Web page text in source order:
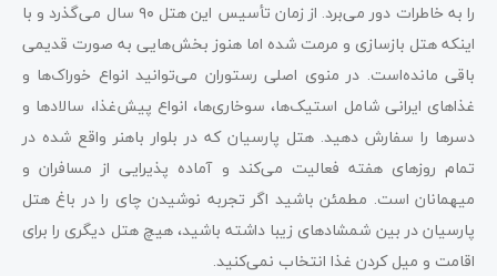
را به خاطرات دور می‌برد. از زمان تأسیس این هتل ۹۰ سال می‌گذرد و با
اینکه هتل بازسازی و مرمت شده اما هنوز بخش‌هایی به صورت قدیمی
باقی مانده‌است. در منوی اصلی رستوران می‌توانید انواع خوراک‌ها و
غذاهای ایرانی شامل استیک‌ها، سوخاری‌ها، انواع پیش‌غذا، سالادها و
دسرها را سفارش دهید. هتل پارسیان که در بلوار باهنر واقع شده در
تمام روزهای هفته فعالیت می‌کند و آماده پذیرایی از مسافران و
میهمانان است. مطمئن باشید اگر تجربه نوشیدن چای را در باغ هتل
پارسیان در بین شمشادهای زیبا داشته باشید، هیچ هتل دیگری را برای
اقامت و میل کردن غذا انتخاب نمی‌کنید.